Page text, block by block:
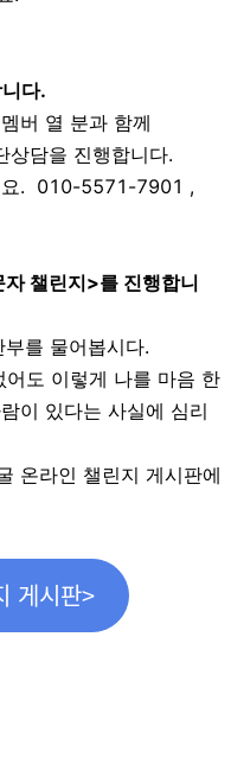
다.
버 열 분과 함께
담을 진행합니다.
요. 010-5571-7901 ,
챌린지>를 진행합니
를 물어봅시다.
도 이렇게 나를 마음 한
이 있다는 사실에 심리
온라인 챌린지 게시판에
게시판>